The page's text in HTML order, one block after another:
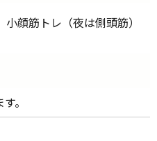
小顔筋トレ（夜は側頭筋）
。